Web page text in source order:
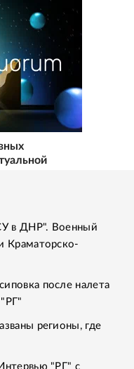
в ДНР". Военный
Краматорско-
после налета
регионы, где
"РГ" с